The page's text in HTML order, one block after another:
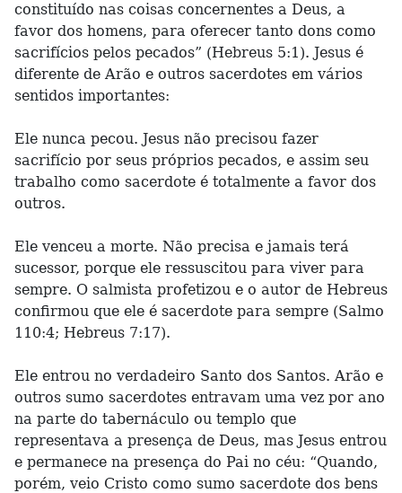
constituído nas coisas concernentes a Deus, a
favor dos homens, para oferecer tanto dons como
sacrifícios pelos pecados” (Hebreus 5:1). Jesus é
diferente de Arão e outros sacerdotes em vários
sentidos importantes:
Ele nunca pecou. Jesus não precisou fazer
sacrifício por seus próprios pecados, e assim seu
trabalho como sacerdote é totalmente a favor dos
outros.
Ele venceu a morte. Não precisa e jamais terá
sucessor, porque ele ressuscitou para viver para
sempre. O salmista profetizou e o autor de Hebreus
confirmou que ele é sacerdote para sempre (Salmo
110:4; Hebreus 7:17).
Ele entrou no verdadeiro Santo dos Santos. Arão e
outros sumo sacerdotes entravam uma vez por ano
na parte do tabernáculo ou templo que
representava a presença de Deus, mas Jesus entrou
e permanece na presença do Pai no céu: “Quando,
porém, veio Cristo como sumo sacerdote dos bens